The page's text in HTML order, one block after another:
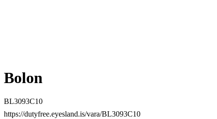
Bolon
BL3093C10
https://dutyfree.eyesland.is/vara/BL3093C10